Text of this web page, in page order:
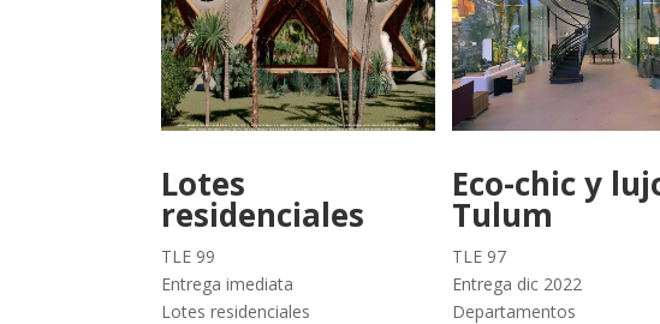
Lotes
residenciales
TLE 99
Entrega imediata
Lotes residenciales
Eco-chic y
Tulum
TLE 97
Entrega dic 2022
Departamentos